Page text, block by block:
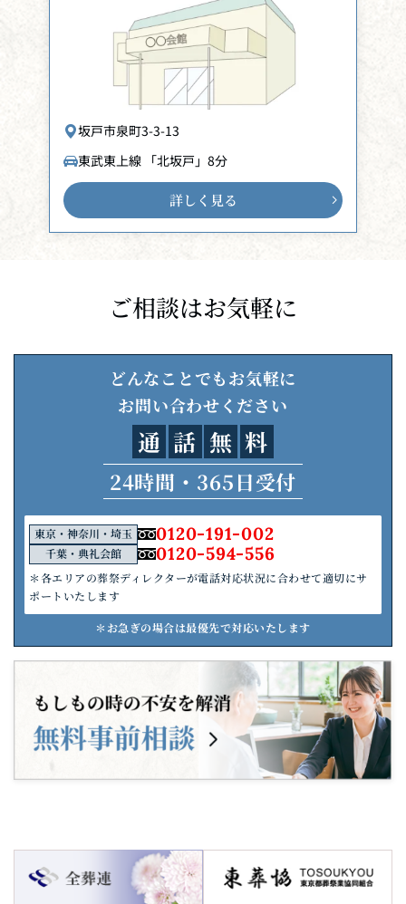
坂戸市泉町3-3-13
東武東上線 「北坂戸」8分
詳しく見る
ご相談はお気軽に
どんなことでもお気軽に
お問い合わせください
通 話 無 料
24時間・365日受付
東京・神奈川・埼玉 0120-191-002
千葉・典礼会館 0120-594-556
＊各エリアの葬祭ディレクターが電話対応状況に合わせて適切にサ
ポートいたします
＊お急ぎの場合は最優先で対応いたします